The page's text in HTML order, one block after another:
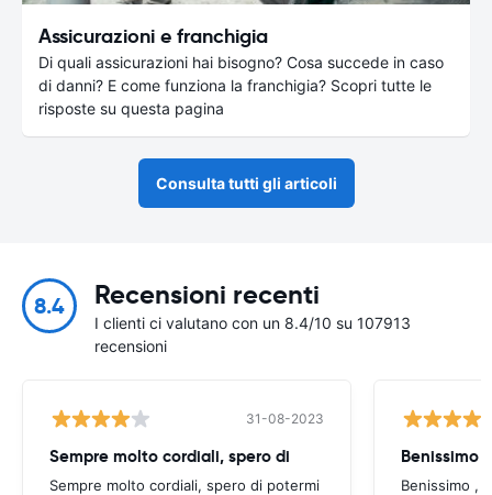
Assicurazioni e franchigia
Di quali assicurazioni hai bisogno? Cosa succede in caso
di danni? E come funziona la franchigia? Scopri tutte le
risposte su questa pagina
Consulta tutti gli articoli
8.4 Recensioni recenti
I clienti ci valutano con un 8.4/10 su 107913
recensioni
31-08-2023
Sempre molto cordiali, spero di
Sempre molto cordiali, spero di potermi
Benissimo ,